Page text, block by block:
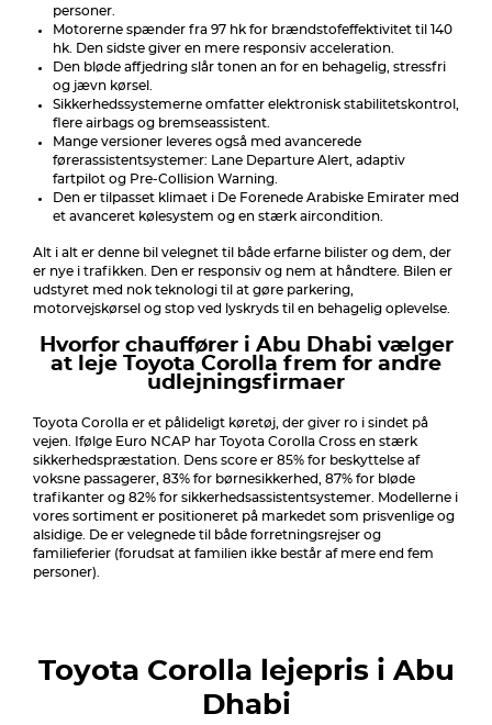
personer.
Motorerne spænder fra 97 hk for brændstofeffektivitet til 140
hk. Den sidste giver en mere responsiv acceleration.
Den bløde affjedring slår tonen an for en behagelig, stressfri
og jævn kørsel.
Sikkerhedssystemerne omfatter elektronisk stabilitetskontrol,
flere airbags og bremseassistent.
Mange versioner leveres også med avancerede
førerassistentsystemer: Lane Departure Alert, adaptiv
fartpilot og Pre-Collision Warning.
Den er tilpasset klimaet i De Forenede Arabiske Emirater med
et avanceret kølesystem og en stærk aircondition.
Alt i alt er denne bil velegnet til både erfarne bilister og dem, der
er nye i trafikken. Den er responsiv og nem at håndtere. Bilen er
udstyret med nok teknologi til at gøre parkering,
motorvejskørsel og stop ved lyskryds til en behagelig oplevelse.
Hvorfor chauffører i Abu Dhabi vælger
at leje Toyota Corolla frem for andre
udlejningsfirmaer
Toyota Corolla er et pålideligt køretøj, der giver ro i sindet på
vejen. Ifølge Euro NCAP har Toyota Corolla Cross en stærk
sikkerhedspræstation. Dens score er 85% for beskyttelse af
voksne passagerer, 83% for børnesikkerhed, 87% for bløde
trafikanter og 82% for sikkerhedsassistentsystemer. Modellerne i
vores sortiment er positioneret på markedet som prisvenlige og
alsidige. De er velegnede til både forretningsrejser og
familieferier (forudsat at familien ikke består af mere end fem
personer).
Toyota Corolla
lejepris i Abu
Dhabi